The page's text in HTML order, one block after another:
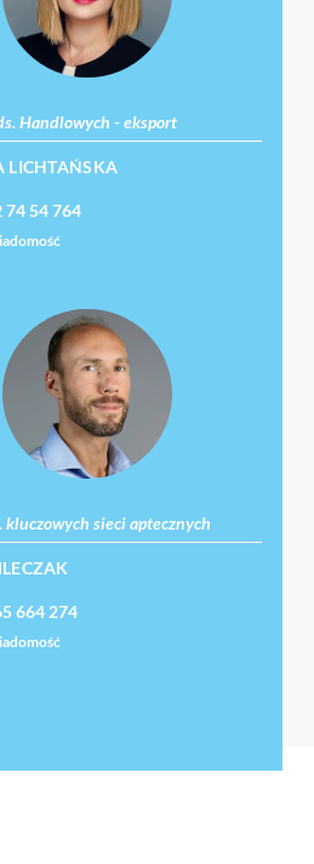
Handlowych - eksport
LICHTAŃSKA
74 54 764
kluczowych sieci aptecznych
664 274